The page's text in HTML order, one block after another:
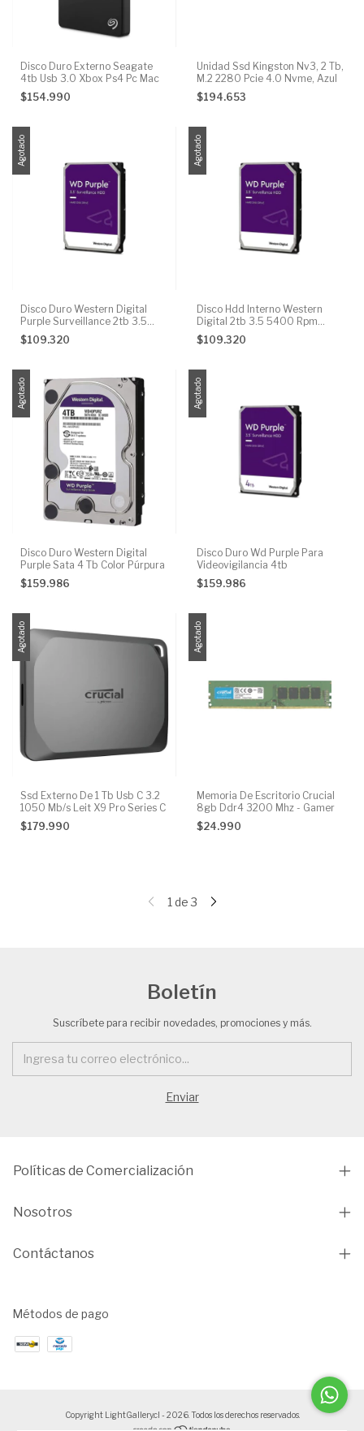
Disco Duro Externo Seagate
4tb Usb 3.0 Xbox Ps4 Pc Mac
$154.990
Unidad Ssd Kingston Nv3, 2 Tb,
M.2 2280 Pcie 4.0 Nvme, Azul
$194.653
Agotado
Disco Duro Western Digital
Purple Surveillance 2tb 3.5
Sata Color Púrpura
$109.320
Agotado
Disco Hdd Interno Western
Digital 2tb 3.5 5400 Rpm
Purple
$109.320
Agotado
Disco Duro Western Digital
Purple Sata 4 Tb Color Púrpura
$159.986
Agotado
Disco Duro Wd Purple Para
Videovigilancia 4tb
$159.986
Agotado
Ssd Externo De 1 Tb Usb C 3.2
1050 Mb/s Leit X9 Pro Series C
$179.990
Agotado
Memoria De Escritorio Crucial
8gb Ddr4 3200 Mhz - Gamer
$24.990
1 de 3
Boletín
Suscríbete para recibir novedades, promociones y más.
Políticas de Comercialización
Nosotros
Contáctanos
Métodos de pago
Copyright LightGallery.cl - 2026. Todos los derechos reservados.